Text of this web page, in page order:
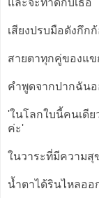
เสียงปรบมือดังกึก
สายตาทุกคู่ของแ
คำพูดจากปากฉันอ
'ในโลกใบนี้คนเดี
ค่ะ'
ในวาระที่มีความสุ
น้ำตาได้รินไหลออ